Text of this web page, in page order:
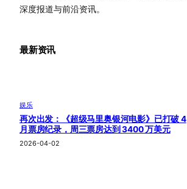
深度报道与前沿资讯。
最新资讯
娱乐
再次出发：《超级马里奥银河电影》已打破 4
月票房纪录，周三票房达到 3400 万美元
2026-04-02